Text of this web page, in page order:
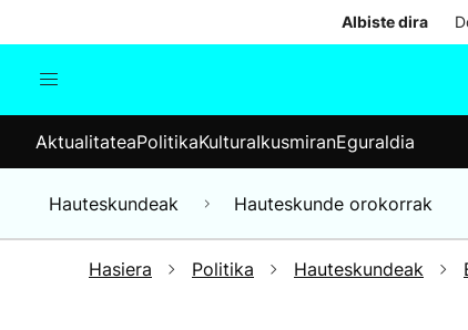
Albiste dira
Munduko albisteak
Hauteskundeak
AktualitateaPolitikaKulturaIkusmiranEguraldia
Hauteskundeak Hauteskunde orokorrak
Hasiera Politika Hauteskundeak